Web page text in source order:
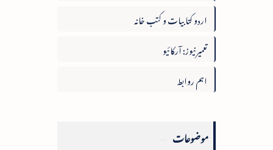
اردو کتابیات و کتب خانہ
تعمیرنیوز: آرکائیو
اہم روابط
موضوعات